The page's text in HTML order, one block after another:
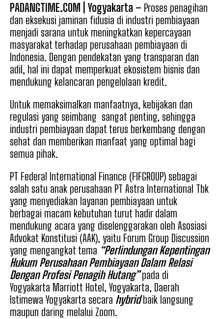
PADANGTIME.COM | Yogyakarta – Proses penagihan
dan eksekusi jaminan fidusia di industri pembiayaan
menjadi sarana untuk meningkatkan kepercayaan
masyarakat terhadap perusahaan pembiayaan di
Indonesia. Dengan pendekatan yang transparan dan
adil, hal ini dapat memperkuat ekosistem bisnis dan
mendukung kelancaran pengelolaan kredit.
Untuk memaksimalkan manfaatnya, kebijakan dan
regulasi yang seimbang sangat penting, sehingga
industri pembiayaan dapat terus berkembang dengan
sehat dan memberikan manfaat yang optimal bagi
semua pihak.
PT Federal International Finance (FIFGROUP) sebagai
salah satu anak perusahaan PT Astra International Tbk
yang menyediakan layanan pembiayaan untuk
berbagai macam kebutuhan turut hadir dalam
mendukung acara yang diselenggarakan oleh Asosiasi
Advokat Konstitusi (AAK), yaitu Forum Group Discussion
yang mengangkat tema “Perlindungan Kepentingan
Hukum Perusahaan Pembiayaan Dalam Relasi
Dengan Profesi Penagih Hutang”pada di
Yogyakarta Marriott Hotel, Yogyakarta, Daerah
Istimewa Yogyakarta secara hybridbaik langsung
maupun daring melalui Zoom.